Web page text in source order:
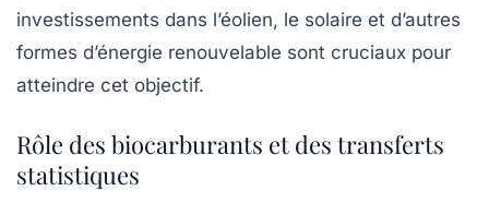
investissements dans l’éolien, le solaire et d’autres
formes d’énergie renouvelable sont cruciaux pour
atteindre cet objectif.
Rôle des biocarburants et des transferts
statistiques